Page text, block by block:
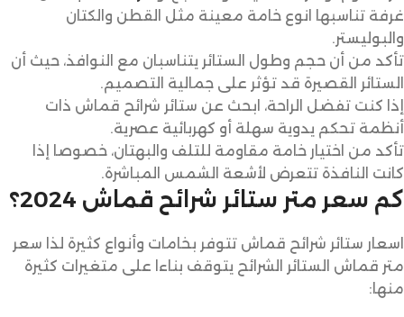
غرفة تناسبها انوع خامة معينة مثل القطن والكتان
والبوليستر.
تأكد من أن حجم وطول الستائر يتناسبان مع النوافذ، حيث أن
الستائر القصيرة قد تؤثر على جمالية التصميم.
إذا كنت تفضل الراحة، ابحث عن ستائر شرائح قماش ذات
أنظمة تحكم يدوية سهلة أو كهربائية عصرية.
تأكد من اختيار خامة مقاومة للتلف والبهتان، خصوصا إذا
كانت النافذة تتعرض لأشعة الشمس المباشرة.
كم سعر متر ستائر شرائح قماش 2024؟
اسعار ستائر شرائح قماش تتوفر بخامات وأنواع كثيرة لذا سعر
متر قماش الستائر الشرائح يتوقف بناءا على متغيرات كثيرة
منها: